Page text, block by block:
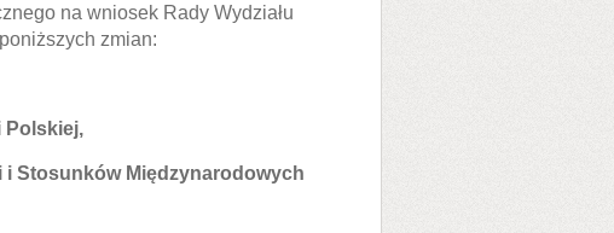
na wniosek Rady Wydziału
zmian:
Polskiej,
i Stosunków Międzynarodowych